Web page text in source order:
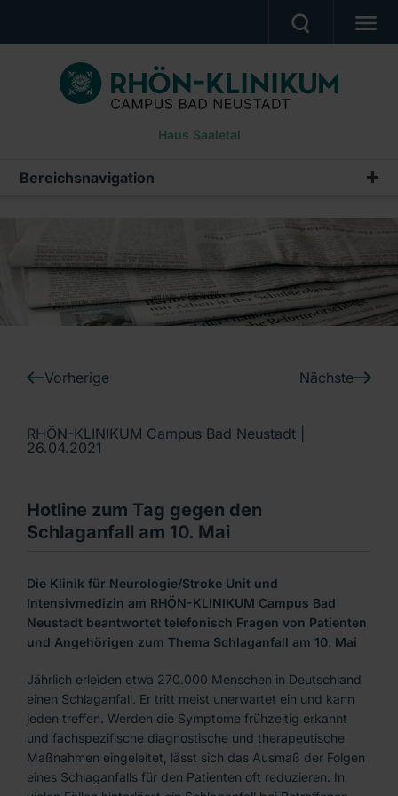
BEHANDLUNGSANGEBOT
PATIENTEN & ANGEHÖRIGE
WUNSCH- & WAHLRECHT
BERUF & KARRIERE
Ein Unternehmen der RHÖN-KLINIKUM AG
Haus Saaletal
Bereichsnavigation
Pressemeldungen
Vorherige Nächste
RHÖN-KLINIKUM Campus Bad Neustadt |
26.04.2021
Hotline zum Tag gegen den
Schlaganfall am 10. Mai
Die Klinik für Neurologie/Stroke Unit und
Intensivmedizin am RHÖN-KLINIKUM Campus Bad
Neustadt beantwortet telefonisch Fragen von Patienten
und Angehörigen zum Thema Schlaganfall am 10. Mai
Jährlich erleiden etwa 270.000 Menschen in Deutschland
einen Schlaganfall. Er tritt meist unerwartet ein und kann
jeden treffen. Werden die Symptome frühzeitig erkannt
und fachspezifische diagnostische und therapeutische
Maßnahmen eingeleitet, lässt sich das Ausmaß der Folgen
eines Schlaganfalls für den Patienten oft reduzieren. In